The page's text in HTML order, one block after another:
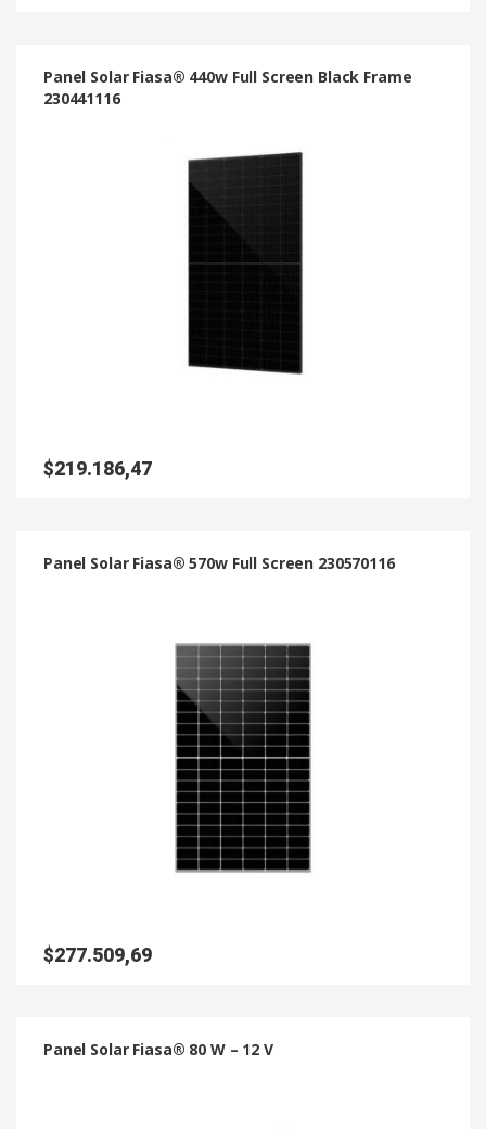
Panel Solar Fiasa® 440w Full Screen Black Frame
230441116
$219.186,47
Panel Solar Fiasa® 570w Full Screen 230570116
$277.509,69
Panel Solar Fiasa® 80 W – 12 V